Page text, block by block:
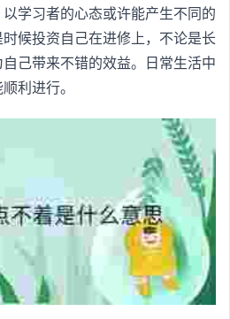
学习者的心态或许能产生不同的
候投资自己在进修上，不论是长
己带来不错的效益。日常生活中
利进行。